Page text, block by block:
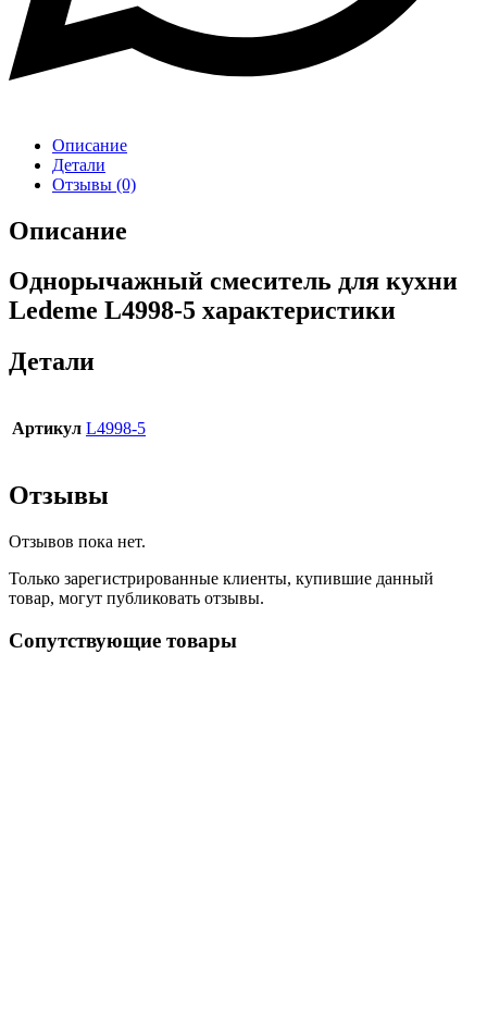
Описание
Детали
Отзывы (0)
Описание
Однорычажный смеситель для кухни
Ledeme L4998-5 характеристики
Детали
Артикул L4998-5
Отзывы
Отзывов пока нет.
Только зарегистрированные клиенты, купившие данный
товар, могут публиковать отзывы.
Сопутствующие товары